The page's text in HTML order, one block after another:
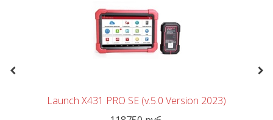
Previous
Launch X431 PRO SE (v.5.0 Version 2023)